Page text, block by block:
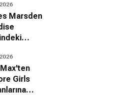
Marsden
verdi
Girls